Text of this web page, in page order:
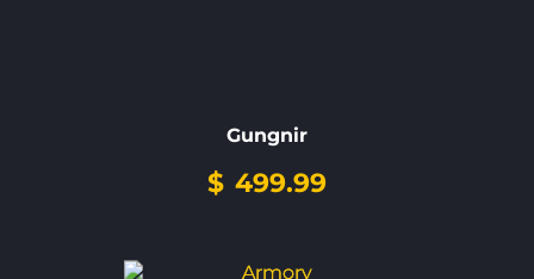
Gungnir
$ 499.99